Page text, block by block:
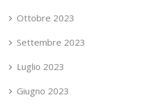
Ottobre 2023
Settembre 2023
Luglio 2023
Giugno 2023